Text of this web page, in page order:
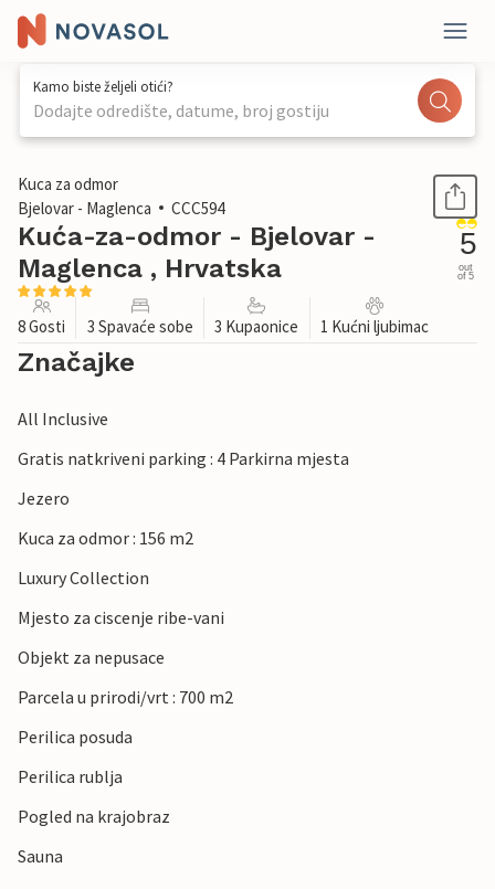
Kamo biste željeli otići?
Dodajte odredište, datume, broj gostiju
1 / 36
Kuca za odmor
Bjelovar - Maglenca
CCC594
Kuća-za-odmor - Bjelovar -
Maglenca , Hrvatska
5
out
of 5
8 Gosti 3 Spavaće sobe 3 Kupaonice 1 Kućni ljubimac
Značajke
All Inclusive
Gratis natkriveni parking : 4 Parkirna mjesta
Jezero
Kuca za odmor : 156 m2
Luxury Collection
Mjesto za ciscenje ribe-vani
Objekt za nepusace
Parcela u prirodi/vrt : 700 m2
Perilica posuda
Perilica rublja
Pogled na krajobraz
Sauna